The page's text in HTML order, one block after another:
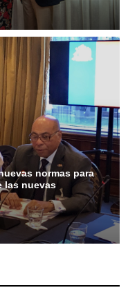
normas para
las nuevas